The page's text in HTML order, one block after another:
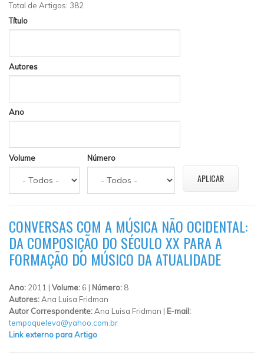
Total de Artigos: 382
Título
Autores
Ano
Volume Número
CONVERSAS COM A MÚSICA NÃO OCIDENTAL:
DA COMPOSIÇÃO DO SÉCULO XX PARA A
FORMAÇÃO DO MÚSICO DA ATUALIDADE
Ano: 2011 | Volume: 6 | Número: 8
Autores:Ana Luisa Fridman
Autor Correspondente:Ana Luisa Fridman | E-mail:
tempoqueleva@yahoo.com.br
Link externo para Artigo